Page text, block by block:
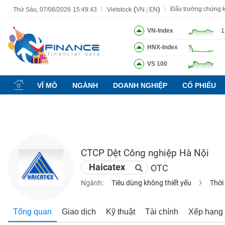
Thứ Sáu, 07/08/2026 15:49:44 Vietstock (VN EN) Đấu trường chứng
VN-Index
HNX-Index
VS 100
VĨ MÔ NGÀNH DOANH NGHIỆP CỔ PHIẾU
CTCP Dệt Công nghiệp Hà Nội
Haicatex OTC
Ngành: Tiêu dùng không thiết yếu
Tổng quan Giao dịch Kỹ thuật Tài chính Xếp hạng
Tất cả Tính năng Ngành Mã chứng khoán Lãnh đạo
Tính
năng
(-)
CHỨNG
KHOÁN
NGHIỆP